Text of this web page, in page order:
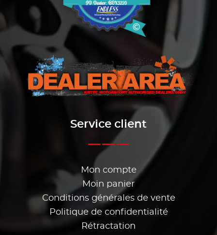
Service client
Mon compte
Moin panier
Conditions générales de vente
Politique de confidentialité
Rétractation